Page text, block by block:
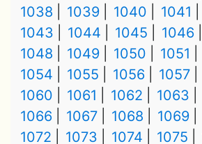
1038
1039 1040 1041
1043
1044 1045 1046
1048
1049 1050 1051
1054
1055 1056 1057
1060
1061 1062 1063
1066
1067 1068 1069
1072
1073 1074 1075